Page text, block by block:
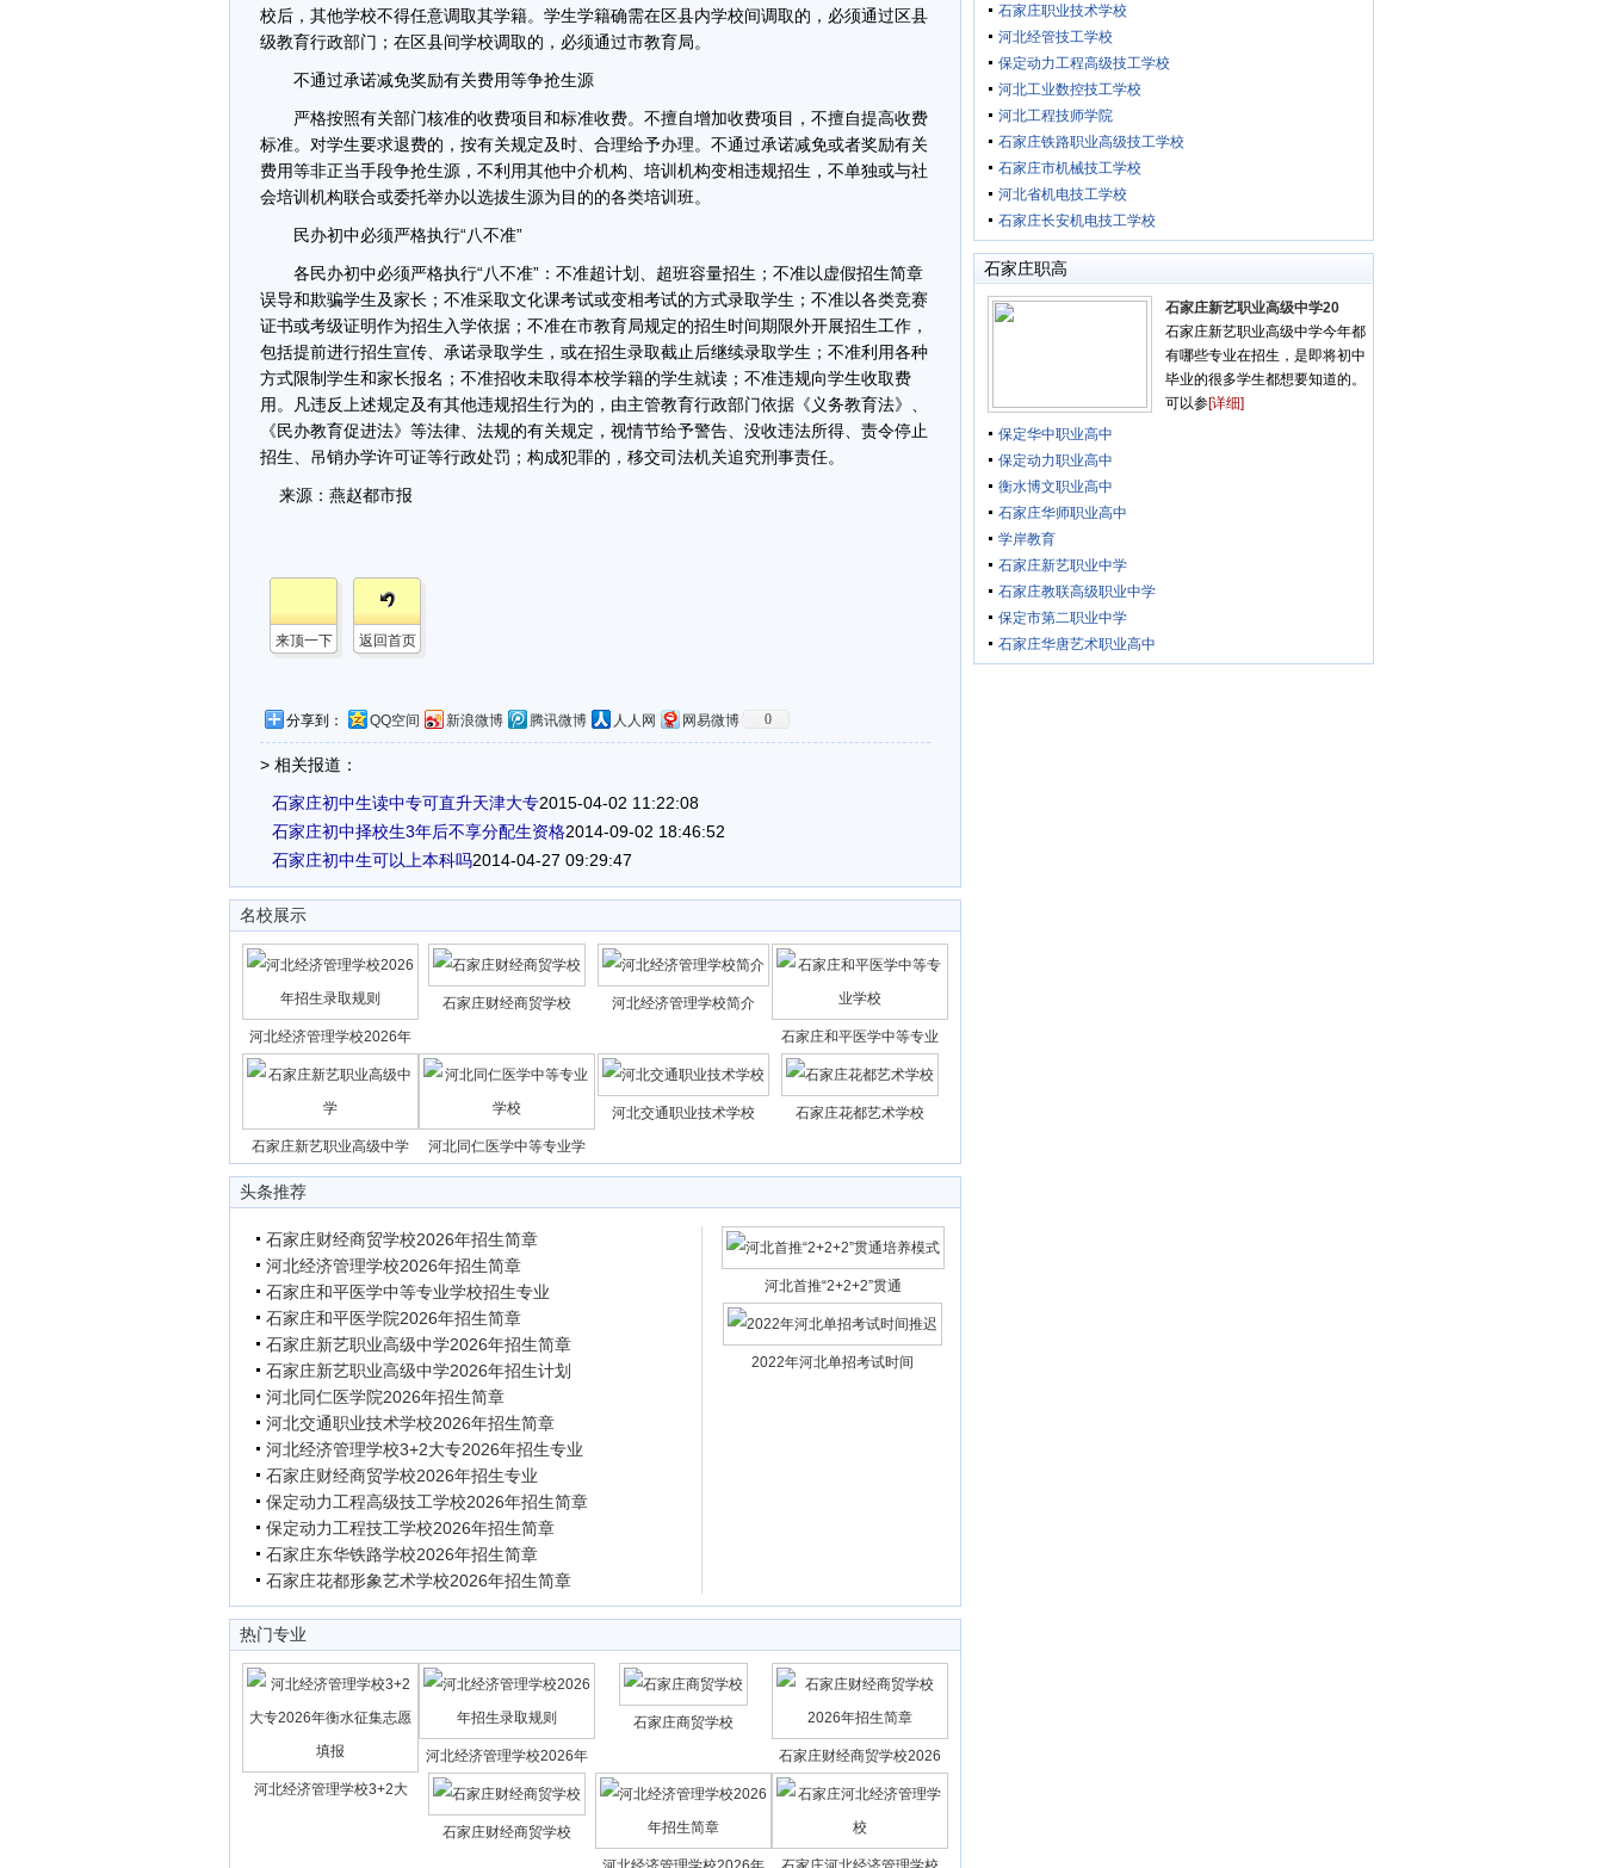
校后，其他学校不得任意调取其学籍。学生学籍确需在区县内学校间调取的，必须通过区县
级教育行政部门；在区县间学校调取的，必须通过市教育局。
不通过承诺减免奖励有关费用等争抢生源
严格按照有关部门核准的收费项目和标准收费。不擅自增加收费项目，不擅自提高收费
标准。对学生要求退费的，按有关规定及时、合理给予办理。不通过承诺减免或者奖励有关
费用等非正当手段争抢生源，不利用其他中介机构、培训机构变相违规招生，不单独或与社
会培训机构联合或委托举办以选拔生源为目的的各类培训班。
民办初中必须严格执行“八不准”
各民办初中必须严格执行“八不准”：不准超计划、超班容量招生；不准以虚假招生简章
误导和欺骗学生及家长；不准采取文化课考试或变相考试的方式录取学生；不准以各类竞赛
证书或考级证明作为招生入学依据；不准在市教育局规定的招生时间期限外开展招生工作，
包括提前进行招生宣传、承诺录取学生，或在招生录取截止后继续录取学生；不准利用各种
方式限制学生和家长报名；不准招收未取得本校学籍的学生就读；不准违规向学生收取费
用。凡违反上述规定及有其他违规招生行为的，由主管教育行政部门依据《义务教育法》、
《民办教育促进法》等法律、法规的有关规定，视情节给予警告、没收违法所得、责令停止
招生、吊销办学许可证等行政处罚；构成犯罪的，移交司法机关追究刑事责任。
来源：燕赵都市报
来顶一下 返回首页
分享到： QQ空间 新浪微博 腾讯微博 人人网 网易微博 0
> 相关报道：
石家庄初中生读中专可直升天津大专2015-04-02 11:22:08
石家庄初中择校生3年后不享分配生资格2014-09-02 18:46:52
石家庄初中生可以上本科吗2014-04-27 09:29:47
名校展示
河北经济管理学校2026年
石家庄财经商贸学校
河北经济管理学校简介
石家庄和平医学中等专业
石家庄新艺职业高级中学 河北同仁医学中等专业学
河北交通职业技术学校 石家庄花都艺术学校
头条推荐
石家庄财经商贸学校2026年招生简章
河北经济管理学校2026年招生简章
石家庄和平医学中等专业学校招生专业
石家庄和平医学院2026年招生简章
石家庄新艺职业高级中学2026年招生简章
石家庄新艺职业高级中学2026年招生计划
河北同仁医学院2026年招生简章
河北交通职业技术学校2026年招生简章
河北经济管理学校3+2大专2026年招生专业
石家庄财经商贸学校2026年招生专业
保定动力工程高级技工学校2026年招生简章
保定动力工程技工学校2026年招生简章
石家庄东华铁路学校2026年招生简章
石家庄花都形象艺术学校2026年招生简章
河北首推“2+2+2”贯通
2022年河北单招考试时间
热门专业
河北经济管理学校3+2大
河北经济管理学校2026年
石家庄商贸学校
石家庄财经商贸学校2026
石家庄财经商贸学校
石家庄职业技术学校
河北经管技工学校
保定动力工程高级技工学校
河北工业数控技工学校
河北工程技师学院
石家庄铁路职业高级技工学校
石家庄市机械技工学校
河北省机电技工学校
石家庄长安机电技工学校
石家庄职高
石家庄新艺职业高级中学20
石家庄新艺职业高级中学今年都
有哪些专业在招生，是即将初中
毕业的很多学生都想要知道的。
可以参[详细]
保定华中职业高中
保定动力职业高中
衡水博文职业高中
石家庄华师职业高中
学岸教育
石家庄新艺职业中学
石家庄教联高级职业中学
保定市第二职业中学
石家庄华唐艺术职业高中